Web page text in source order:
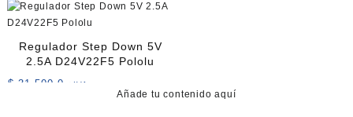
tiene
múltiples
pueden
Regulador Step Down 5V
2.5A D24V22F5 Pololu
$ 31.500,0 +IVA
Añade tu contenido aquí